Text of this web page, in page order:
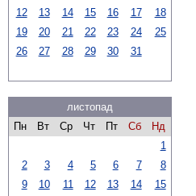
12
13 14 15 16 17
18
19
20 21 22 23 24
25
26
27 28 29 30 31
листопад
Пн
Вт Ср Чт Пт Сб
Нд
1
2
3 4 5 6 7
8
9
10 11 12 13 14
15